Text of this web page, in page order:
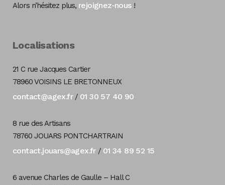
Alors n’hésitez plus, rejoignez-nous!
Localisations
21 C rue Jacques Cartier
78960 VOISINS LE BRETONNEUX
contact@agex.fr/ 01 30 57 40 90
8 rue des Artisans
78760 JOUARS PONTCHARTRAIN
contact.jouars@agex.fr/ 01 34 89 52 15
6 avenue Charles de Gaulle – Hall C